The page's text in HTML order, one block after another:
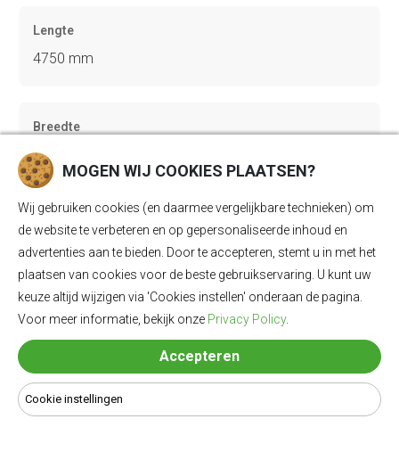
Lengte
4750 mm
Breedte
1934 mm
Hoogte
1667 mm
Trekgewicht geremd
Trekgewicht ongeremd
MOGEN WIJ COOKIES PLAATSEN?
Wij gebruiken cookies (en daarmee vergelijkbare technieken) om
de website te verbeteren en op gepersonaliseerde inhoud en
advertenties aan te bieden. Door te accepteren, stemt u in met het
plaatsen van cookies voor de beste gebruikservaring. U kunt uw
keuze altijd wijzigen via 'Cookies instellen' onderaan de pagina.
Voor meer informatie, bekijk onze Privacy Policy.
Accepteren
Cookie instellingen